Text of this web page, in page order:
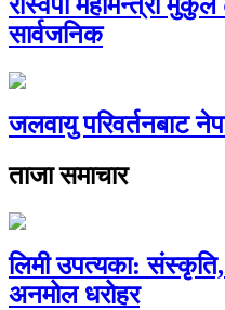
रास्वपा महामन्त्री
सार्वजनिक
जलवायु परिवर्तनबाट
ताजा समाचार
लिमी उपत्यका:
अनमोल धरोहर